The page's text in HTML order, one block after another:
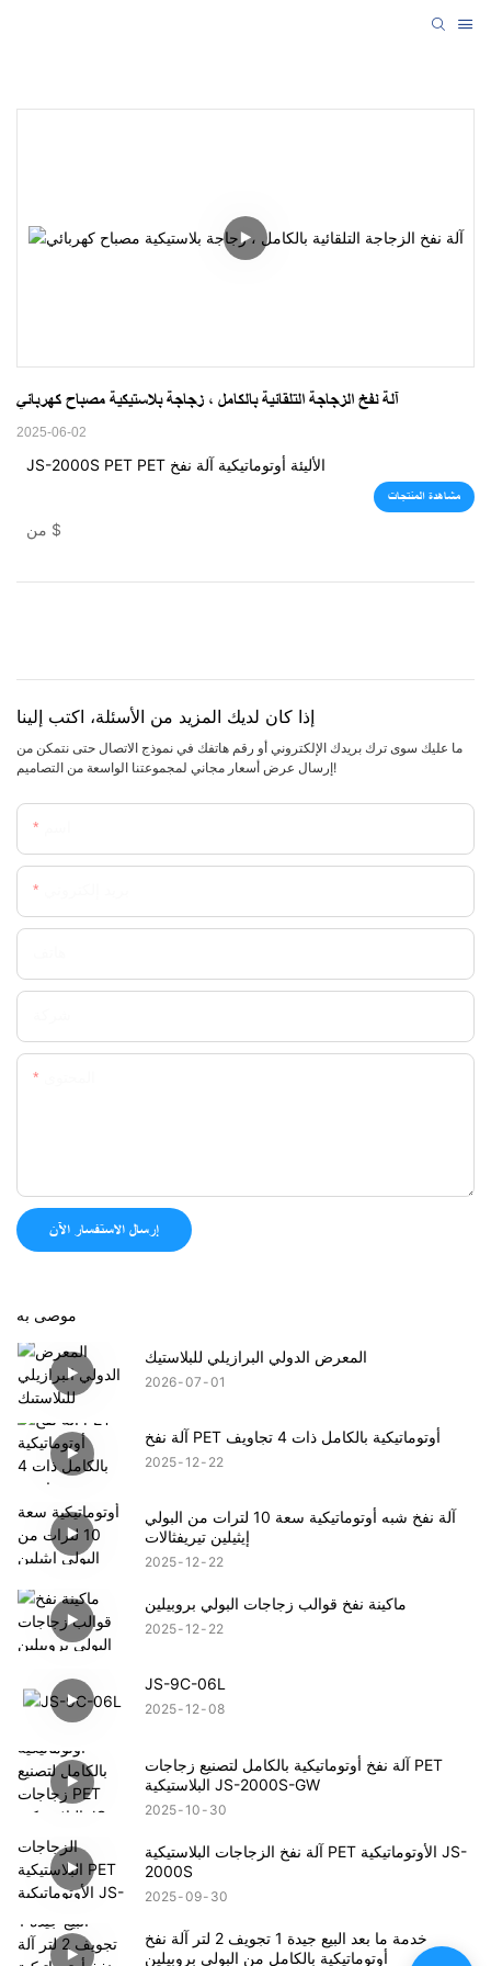
آلة نفخ الزجاجة التلقائية بالكامل ، زجاجة بلاستيكية مصباح كهربائي
2025-06-02
JS-2000S PET PET الأليئة أوتوماتيكية آلة نفخ
$
مشاهدة المنتجات
إذا كان لديك المزيد من الأسئلة، اكتب إلينا
ما عليك سوى ترك بريدك الإلكتروني أو رقم هاتفك في نموذج الاتصال حتى نتمكن من
إرسال عرض أسعار مجاني لمجموعتنا الواسعة من التصاميم!
إرسال الاستفسار الآن
موصى به
المعرض الدولي البرازيلي للبلاستيك
2026 07 01
آلة نفخ PET أوتوماتيكية بالكامل ذات 4 تجاويف
2025 12 22
آلة نفخ شبه أوتوماتيكية سعة 10 لترات من البولي
إيثيلين تيريفثالات
2025 12 22
ماكينة نفخ قوالب زجاجات البولي بروبيلين
2025 12 22
JS-9C-06L
2025 12 08
آلة نفخ أوتوماتيكية بالكامل لتصنيع زجاجات PET
البلاستيكية JS-2000S-GW
2025 10 30
آلة نفخ الزجاجات البلاستيكية PET الأوتوماتيكية JS-
2000S
2025 09 30
خدمة ما بعد البيع جيدة 1 تجويف 2 لتر آلة نفخ
أوتوماتيكية بالكامل من البولي بروبيلين